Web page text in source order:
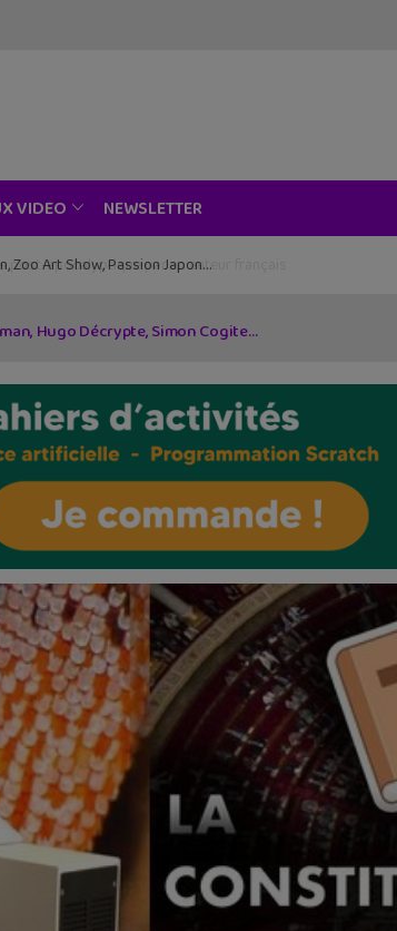
VIDEO NEWSLETTER
avec la Bretagne en toile de fond
Hugo Décrypte, Simon Cogite…